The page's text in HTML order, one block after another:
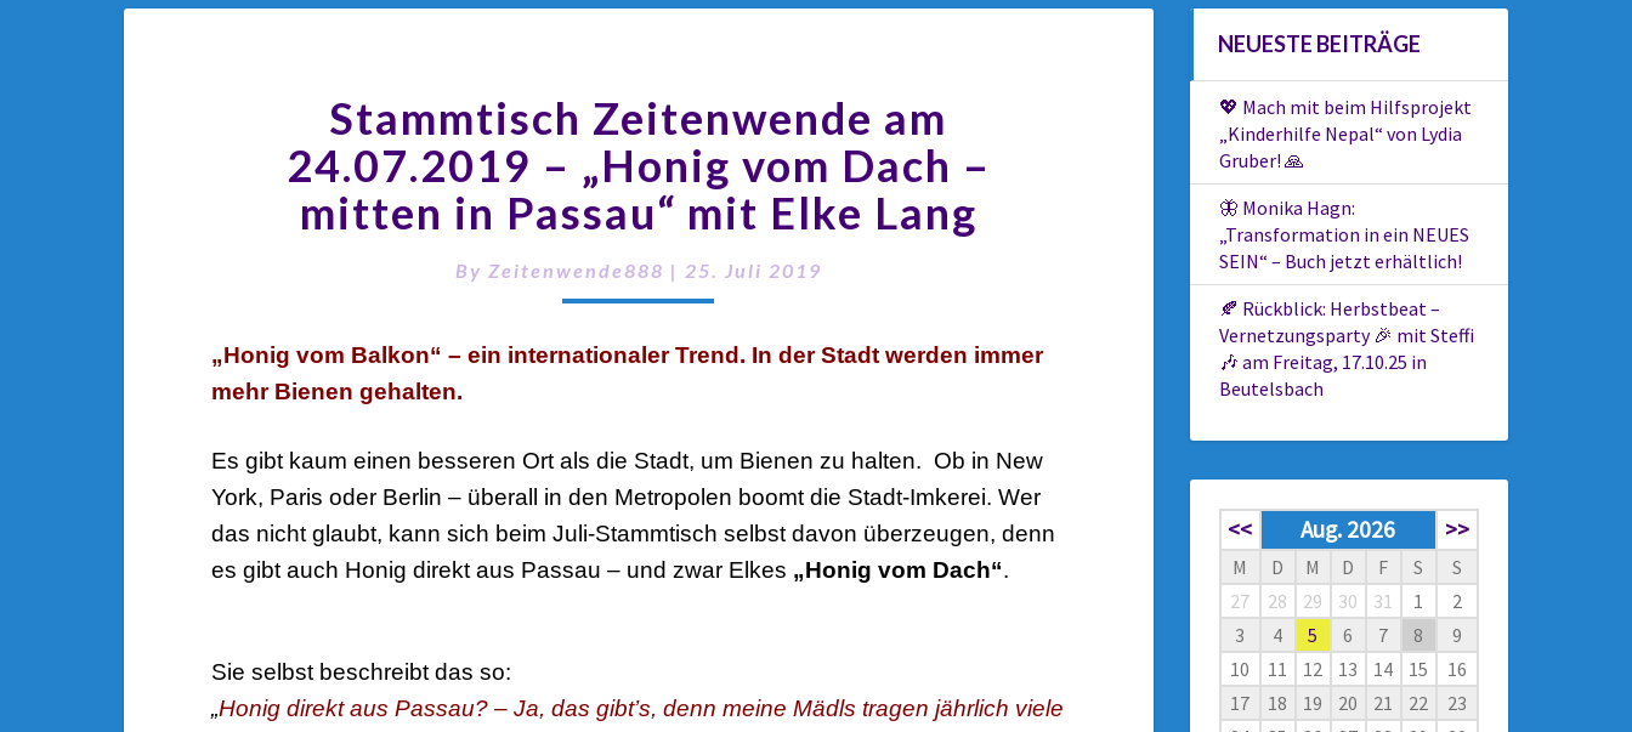
Stammtisch Zeitenwende am
24.07.2019 – „Honig vom Dach –
mitten in Passau“ mit Elke Lang
By Zeitenwende888 | 25. Juli 2019
„Honig vom Balkon“ – ein internationaler Trend. In der Stadt werden immer
mehr Bienen gehalten.
Es gibt kaum einen besseren Ort als die Stadt, um Bienen zu halten. Ob in New
York, Paris oder Berlin – überall in den Metropolen boomt die Stadt-Imkerei. Wer
das nicht glaubt, kann sich beim Juli-Stammtisch selbst davon überzeugen, denn
es gibt auch Honig direkt aus Passau – und zwar Elkes „Honig vom Dach“.
Sie selbst beschreibt das so:
„Honig direkt aus Passau? – Ja, das gibt’s, denn meine Mädls tragen jährlich viele
NEUESTE BEITRÄGE
💖 Mach mit beim Hilfsprojekt
„Kinderhilfe Nepal“ von Lydia
Gruber! 🙏
🦋 Monika Hagn:
„Transformation in ein NEUES
SEIN“ – Buch jetzt erhältlich!
🍂 Rückblick: Herbstbeat –
Vernetzungsparty 🎉 mit Steffi
🎶 am Freitag, 17.10.25 in
Beutelsbach
<< Aug. 2026 >>
M D M D F S
S
27
28 29 30 31 1
2
3
4 5 6 7 8
9
10
11 12 13 14 15
16
17
18 19 20 21 22
23